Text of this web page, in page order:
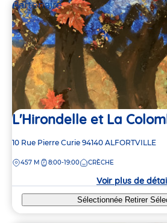
Partenaire
L'Hirondelle et La
Adresse
la
10 Rue Pierre Curie 94140 ALFORTVILLE
DISTANCE
457 M 8:00-19:00 CRÈCHE
Voir plus de
Sélectionnée Retirer